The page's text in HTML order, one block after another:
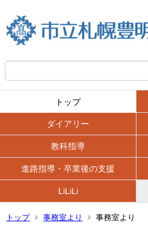
トップ
ダイアリー
教科指導
進路指導・卒業後の支援
LiLiLi
トップ 事務室より 事務室より